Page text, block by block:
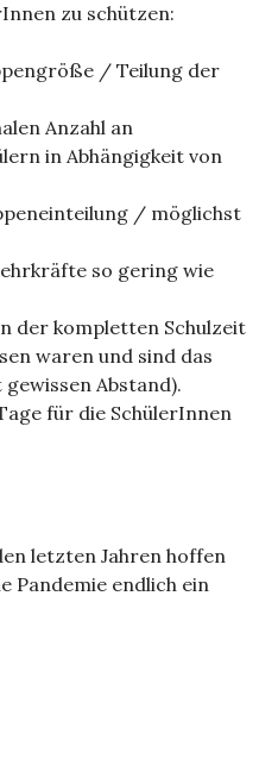
zu schützen:
/ Teilung der
Anzahl an
in Abhängigkeit von
/ möglichst
so gering wie
der kompletten Schulzeit
waren und sind das
Abstand).
für die SchülerInnen
letzten Jahren hoffen
Pandemie endlich ein